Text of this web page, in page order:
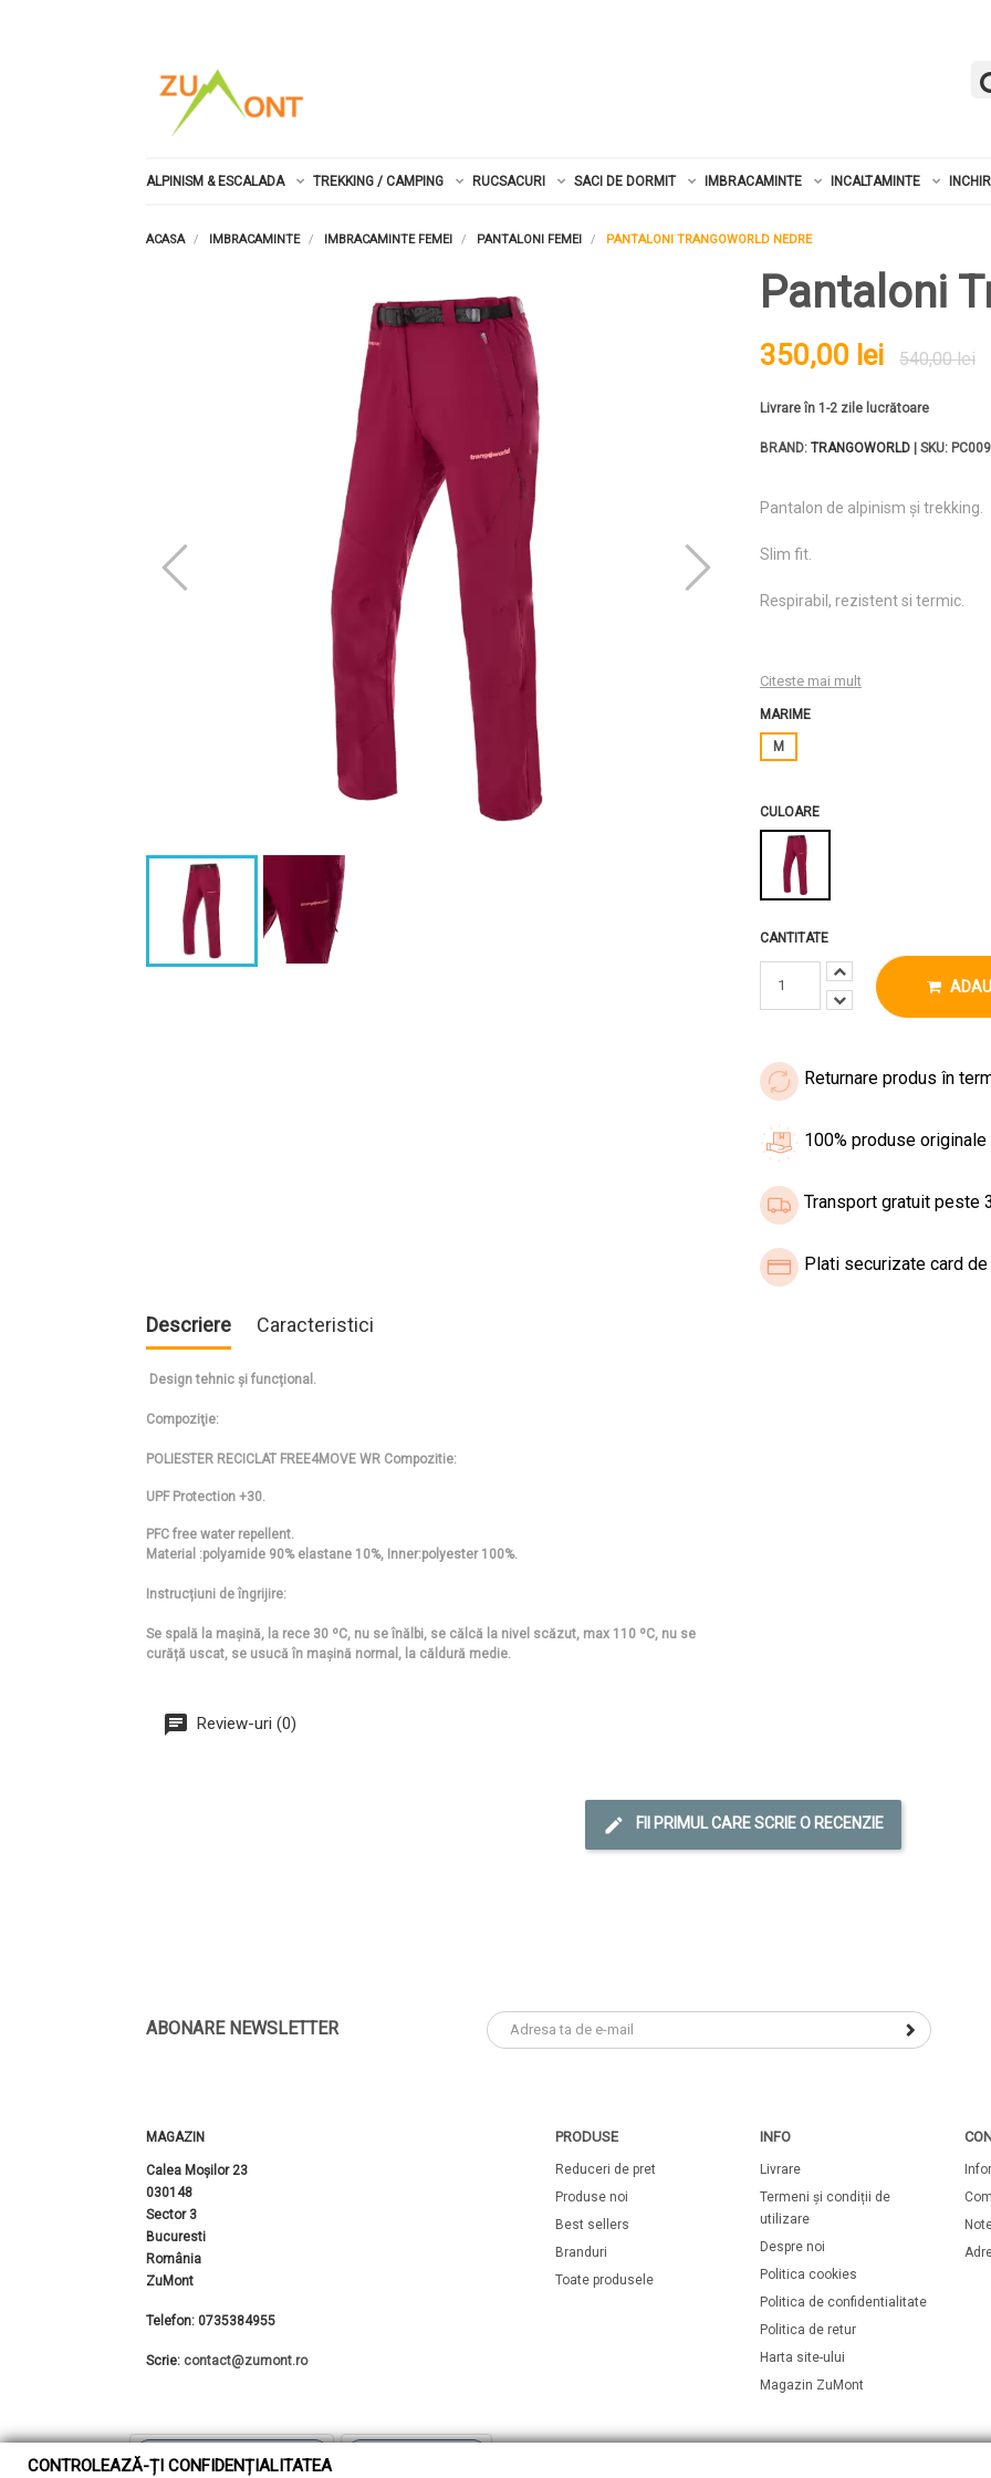
ALPINISM & ESCALADA TREKKING / CAMPING RUCSACURI SACI DE DORMIT IMBRACAMINTE INCALTAMINTE
ACASA IMBRACAMINTE IMBRACAMINTE FEMEI PANTALONI FEMEI PANTALONI TRANGOWORLD NEDRE
Pantaloni
350,00 lei 540,00 lei
Livrare în 1-2 zile lucrătoare
BRAND: TRANGOWORLD | SKU:
Pantalon de alpinism și trekking.
Slim fit.
Respirabil, rezistent si termic.
Citeste mai mult
MARIME
M
CULOARE
CANTITATE
Returnare produs în
100% produse originale
Transport gratuit peste
Plati securizate card
Descriere Caracteristici
Design tehnic și funcțional.
Compoziţie:
POLIESTER RECICLAT FREE4MOVE WR Compozitie:
UPF Protection +30.
PFC free water repellent.
Material :polyamide 90% elastane 10%, Inner:polyester 100%.
Instrucțiuni de îngrijire:
Se spală la mașină, la rece 30 ºC, nu se înălbi, se călcă la nivel scăzut, max 110 ºC, nu se
curăță uscat, se usucă în mașină normal, la căldură medie.
Review-uri (0)
FII PRIMUL CARE SCRIE O RECENZIE
ABONARE NEWSLETTER
MAGAZIN
Calea Moșilor 23
030148
Sector 3
Bucuresti
România
ZuMont
Telefon: 0735384955
Scrie: contact@zumont.ro
PRODUSE
Reduceri de pret
Produse noi
Best sellers
Branduri
Toate produsele
INFO
Livrare
Termeni și condiții de
utilizare
Despre noi
Politica cookies
Politica de confidentialitate
Politica de retur
Harta site-ului
Magazin ZuMont
CONTROLEAZĂ-ȚI CONFIDENȚIALITATEA